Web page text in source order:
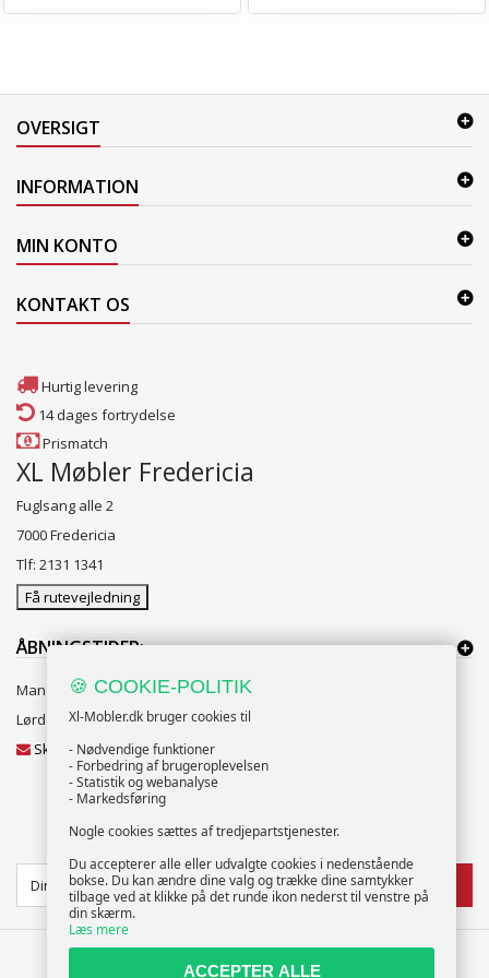
OVERSIGT
INFORMATION
MIN KONTO
KONTAKT OS
Hurtig levering
14 dages fortrydelse
Prismatch
XL Møbler Fredericia
Fuglsang alle 2
7000 Fredericia
Tlf: 2131 1341
Få rutevejledning
ÅBNINGSTIDER:
Mandag til Fredag 10:00 til 18:00
Lørdag og Søndag 10:00 til 16:00
Skriv til vores kundeservice
NYHEDSBREV
TILMELD
🍪 COOKIE-POLITIK
Xl-Mobler.dk bruger cookies til
- Nødvendige funktioner
- Forbedring af brugeroplevelsen
- Statistik og webanalyse
- Markedsføring
Nogle cookies sættes af tredjepartstjenester.
Du accepterer alle eller udvalgte cookies i nedenstående
bokse. Du kan ændre dine valg og trække dine samtykker
tilbage ved at klikke på det runde ikon nederst til venstre på
din skærm.
Læs mere
ACCEPTER ALLE